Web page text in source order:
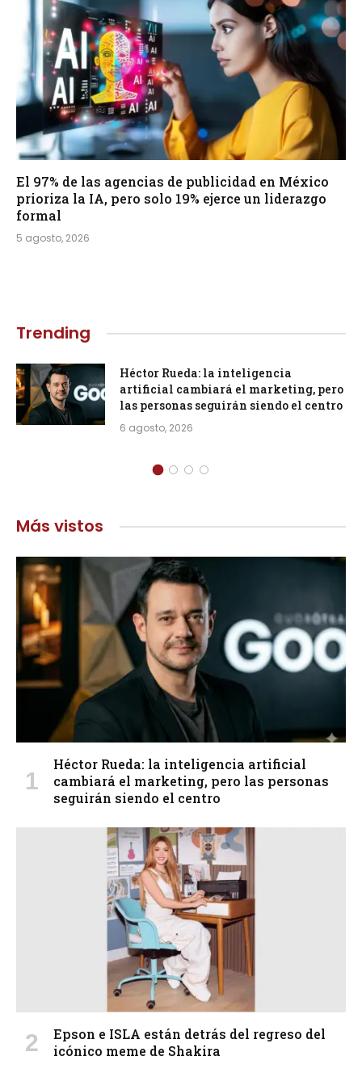
El 97% de las agencias de publicidad en México
prioriza la IA, pero solo 19% ejerce un liderazgo
formal
5 agosto, 2026
Trending
Héctor Rueda: la inteligencia
artificial cambiará el marketing, pero
las personas seguirán siendo el centro
6 agosto, 2026
Más vistos
Héctor Rueda: la inteligencia artificial
cambiará el marketing, pero las personas
seguirán siendo el centro
Epson e ISLA están detrás del regreso del
icónico meme de Shakira